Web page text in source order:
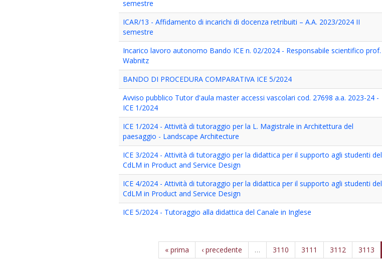
semestre
ICAR/13 - Affidamento di incarichi di docenza retribuiti – A.A. 2023/2024 II
semestre
Incarico lavoro autonomo Bando ICE n. 02/2024 - Responsabile scientifico prof.
Wabnitz
BANDO DI PROCEDURA COMPARATIVA ICE 5/2024
Avviso pubblico Tutor d'aula master accessi vascolari cod. 27698 a.a. 2023-24 -
ICE 1/2024
ICE 1/2024 - Attività di tutoraggio per la L. Magistrale in Architettura del
paesaggio - Landscape Architecture
ICE 3/2024 - Attività di tutoraggio per la didattica per il supporto agli studenti del
CdLM in Product and Service Design
ICE 4/2024 - Attività di tutoraggio per la didattica per il supporto agli studenti del
CdLM in Product and Service Design
ICE 5/2024 - Tutoraggio alla didattica del Canale in Inglese
« prima ‹ precedente … 3110 3111 3112 3113